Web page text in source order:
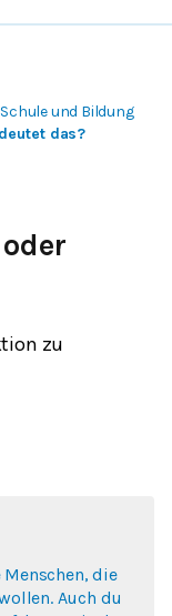
und Bildung
das?
zu
die
Auch du